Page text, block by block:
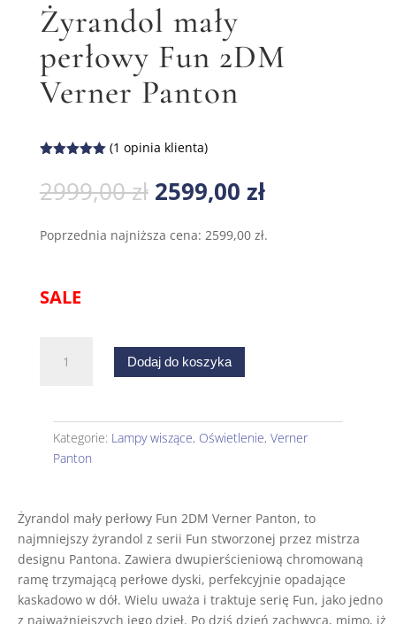
Żyrandol mały
perłowy Fun 2DM
Verner Panton
na
podstawie
klienta
(1 opinia klienta)
2999,00zł Pierwotna
cena
wynosiła:
2999,00 zł.
2599,00 złAktualna
wynosi:
Poprzednia najniższa cena: 2599,00 zł.
SALE
Żyrandol
Dodaj do koszyka
Kategorie: Lampy wiszące, Oświetlenie, Verner
Panton
Żyrandol mały perłowy Fun 2DM Verner Panton, to
najmniejszy żyrandol z serii Fun stworzonej przez mistrza
designu Pantona. Zawiera dwupierścieniową chromowaną
ramę trzymającą perłowe dyski, perfekcyjnie opadające
kaskadowo w dół. Wielu uważa i traktuje serię Fun, jako jedno
z najważniejszych jego dzieł. Po dziś dzień zachwyca, mimo, iż